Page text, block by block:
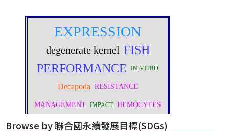
Browse by 聯合國永續發展目標(SDGs)